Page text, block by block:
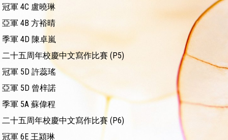
冠軍 4C 盧曉琳
亞軍 4B 方裕晴
季軍 4D 陳卓嵐
二十五周年校慶中文寫作比賽 (P5)
冠軍 5D 許蕊瑤
亞軍 5D 曾梓諾
季軍 5A 蘇偉程
二十五周年校慶中文寫作比賽 (P6)
冠軍 6E 王潁琳